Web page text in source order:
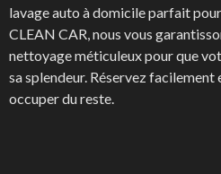
lavage auto à domicile parfait
CLEAN CAR, nous vous
nettoyage méticuleux pour que
sa splendeur. Réservez facilement
occuper du reste.